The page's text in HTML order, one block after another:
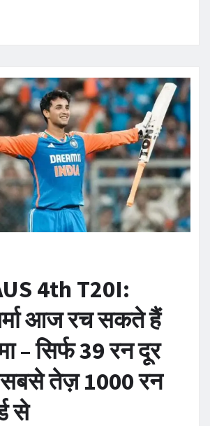
4th T20I:
आज रच सकते हैं
– सिर्फ 39 रन दूर
तेज़ 1000 रन
से